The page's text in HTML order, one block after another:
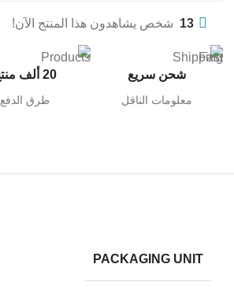
13 شخص يشاهدون هذا المنتج الآن!
شحن سريع
معلومات الناقل
20 ألف منتج
طرق الدفع
PACKAGING UNIT